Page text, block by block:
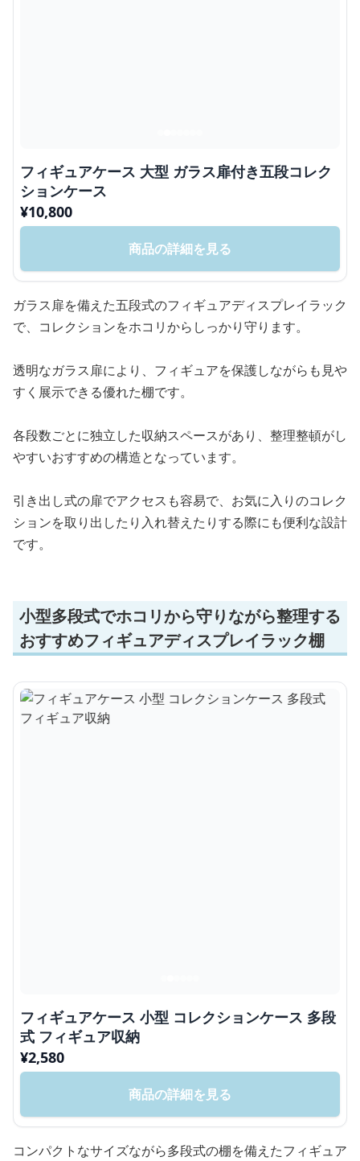
フィギュアケース 大型 ガラス扉付き五段コレク
ションケース
¥10,800
商品の詳細を見る
ガラス扉を備えた五段式のフィギュアディスプレイラック
で、コレクションをホコリからしっかり守ります。
透明なガラス扉により、フィギュアを保護しながらも見や
すく展示できる優れた棚です。
各段数ごとに独立した収納スペースがあり、整理整頓がし
やすいおすすめの構造となっています。
引き出し式の扉でアクセスも容易で、お気に入りのコレク
ションを取り出したり入れ替えたりする際にも便利な設計
です。
小型多段式でホコリから守りながら整理する
おすすめフィギュアディスプレイラック棚
フィギュアケース 小型 コレクションケース 多段
式 フィギュア収納
¥2,580
商品の詳細を見る
コンパクトなサイズながら多段式の棚を備えたフィギュア